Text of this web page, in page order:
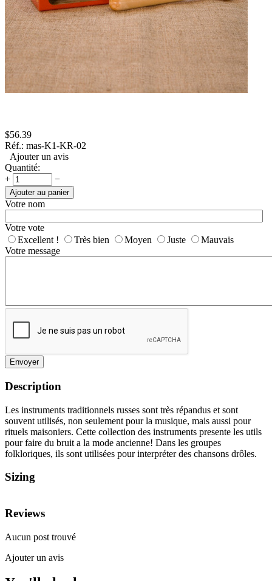
$56.39
Réf.: mas-K1-KR-02
Ajouter un avis
Quantité:
+
−
Ajouter au panier
Votre nom
Votre vote
Excellent !
Très bien Moyen Juste
Mauvais
Votre message
Envoyer
Description
Les instruments traditionnels russes sont très répandus et sont
souvent utilisés, non seulement pour la musique, mais aussi pour
rituels maisoniers. Cette collection des instruments presente les utils
pour faire du bruit a la mode ancienne! Dans les groupes
folkloriques, ils sont utilisées pour interpréter des chansons drôles.
Sizing
Reviews
Aucun post trouvé
Ajouter un avis